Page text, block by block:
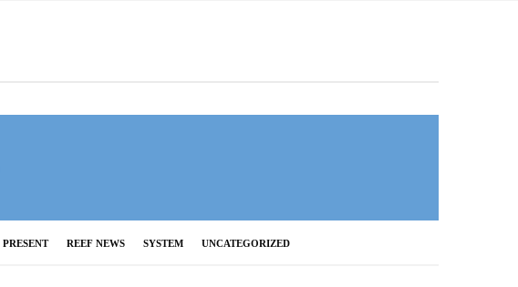
PRESENT REEF NEWS SYSTEM UNCATEGORIZED